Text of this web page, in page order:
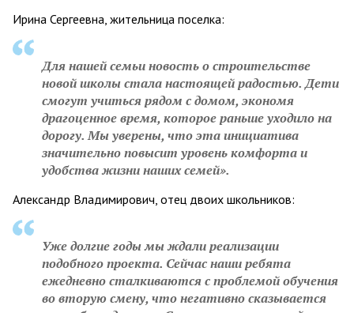
Ирина Сергеевна, жительница поселка:
Для нашей семьи новость о строительстве
новой школы стала настоящей радостью. Дети
смогут учиться рядом с домом, экономя
драгоценное время, которое раньше уходило на
дорогу. Мы уверены, что эта инициатива
значительно повысит уровень комфорта и
удобства жизни наших семей».
Александр Владимирович, отец двоих школьников:
Уже долгие годы мы ждали реализации
подобного проекта. Сейчас наши ребята
ежедневно сталкиваются с проблемой обучения
во вторую смену, что негативно сказывается